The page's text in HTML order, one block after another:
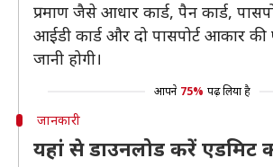
प्रमाण जैसे आधार कार्ड, पैन कार्ड,
आईडी कार्ड और दो पासपोर्ट आकार की
जानी होगी।
आपने 75% पढ़ लिया है
जानकारी
यहां से डाउनलोड करें एडमिट